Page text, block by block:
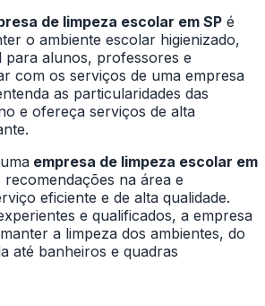
de limpeza escolar em SP é
o ambiente escolar higienizado,
para alunos, professores e
com os serviços de uma empresa
as particularidades das
e ofereça serviços de alta
empresa de limpeza escolar em
na área e
eficiente e de alta qualidade.
e qualificados, a empresa
a limpeza dos ambientes, do
até banheiros e quadras